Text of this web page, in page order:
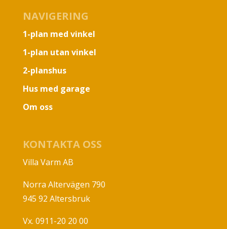
NAVIGERING
1-plan med vinkel
1-plan utan vinkel
2-planshus
Hus med garage
Om oss
KONTAKTA OSS
Villa Varm AB
Norra Altervägen 790
945 92 Altersbruk
Vx. 0911-20 20 00